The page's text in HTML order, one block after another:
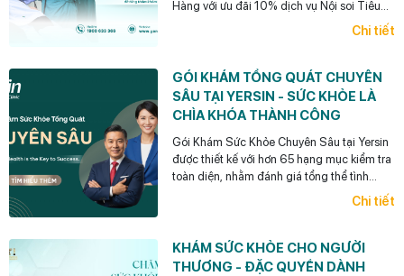
Hàng với ưu đãi 10% dịch vụ Nội soi Tiêu
hóa dành cho khách hàng cũ đã từng thăm
Chi tiết
GÓI KHÁM TỔNG QUÁT CHUYÊN
SÂU TẠI YERSIN - SỨC KHỎE LÀ
CHÌA KHÓA THÀNH CÔNG
Gói Khám Sức Khỏe Chuyên Sâu tại Yersin
được thiết kế với hơn 65 hạng mục kiểm tra
toàn diện, nhằm đánh giá tổng thể tình
trạng sức khỏe, phù hợp cho các nhà quản
Chi tiết
KHÁM SỨC KHỎE CHO NGƯỜI
THƯƠNG - ĐẶC QUYỀN DÀNH